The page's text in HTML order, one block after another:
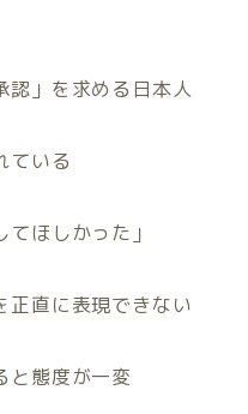
」を求める日本人
ている
ほしかった」
正直に表現できない
と態度が一変